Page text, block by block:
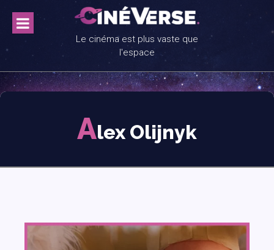
content
Le cinéma est plus vaste que
l'espace
Alex Olijnyk